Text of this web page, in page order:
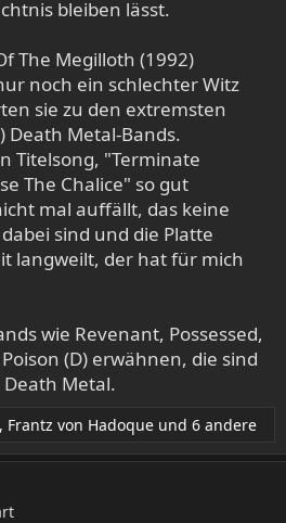
bleiben lässt.
The Megilloth (1992)
noch ein schlechter Witz
sie zu den extremsten
Metal-Bands.
Titelsong, "Terminate
The Chalice" so gut
mal auffällt, das keine
sind und die Platte
langweilt, der hat für mich
wie Revenant, Possessed,
(D) erwähnen, die sind
Metal.
, Frantz von Hadoque und 6 andere